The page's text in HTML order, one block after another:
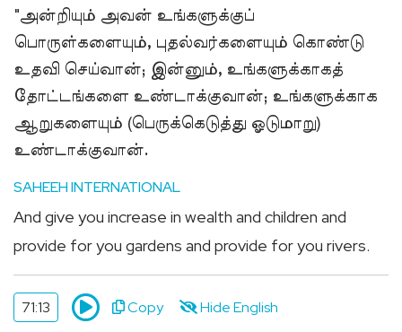
"அன்றியும் அவன் உங்களுக்குப்
பொருள்களையும், புதல்வர்களையும் கொண்டு
உதவி செய்வான்; இன்னும், உங்களுக்காகத்
தோட்டங்களை உண்டாக்குவான்; உங்களுக்காக
ஆறுகளையும் (பெருக்கெடுத்து ஓடுமாறு)
உண்டாக்குவான்.
SAHEEH INTERNATIONAL
And give you increase in wealth and children and
provide for you gardens and provide for you rivers.
71:13 Copy Hide English